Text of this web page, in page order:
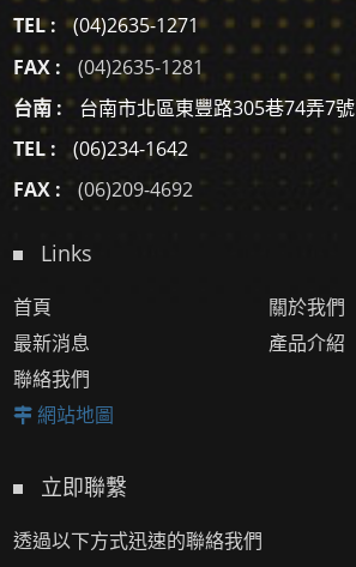
TEL :
(04)2635-1271
FAX :
(04)2635-1281
台南 :
台南市北區東豐路305巷74弄7號
TEL :
(06)234-1642
FAX :
(06)209-4692
Links
首頁
關於我們
最新消息
產品介紹
聯絡我們
網站地圖
立即聯繫
透過以下方式迅速的聯絡我們